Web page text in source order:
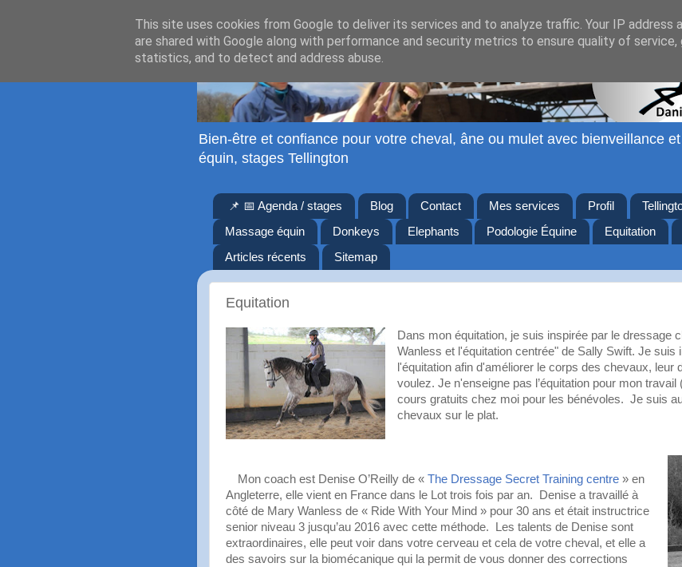
Bien-être et confiance pour votre cheval, âne ou mulet avec bienveillance
équin, stages Tellington
📌 📅 Agenda / stages Blog Contact Mes services Profil
Massage équin
Donkeys Elephants Podologie Équine Equitation
Articles récents
Sitemap
Equitation
Dans mon équitation, je suis inspirée par le dressage
Wanless et l'équitation centrée" de Sally Swift. Je suis
l'équitation afin d'améliorer le corps des chevaux, leur
voulez. Je n'enseigne pas l’équitation pour mon
cours gratuits chez moi pour les bénévoles. Je suis
chevaux sur le plat.
Mon coach est Denise O’Reilly de « The Dressage Secret Training centre» en
Angleterre, elle vient en France dans le Lot trois fois par an. Denise a travaillé à
côté de Mary Wanless de « Ride With Your Mind » pour 30 ans et était instructrice
senior niveau 3 jusqu’au 2016 avec cette méthode. Les talents de Denise sont
extraordinaires, elle peut voir dans votre cerveau et cela de votre cheval, et elle a
des savoirs sur la biomécanique qui la permit de vous donner des corrections
This site uses cookies from Google to deliver its services and to analyze traffic. Your IP address
are shared with Google along with performance and security metrics to ensure quality of service,
statistics, and to detect and address abuse.